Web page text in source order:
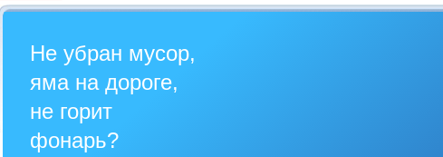
Не убран мусор,
яма на дороге,
не горит
фонарь?